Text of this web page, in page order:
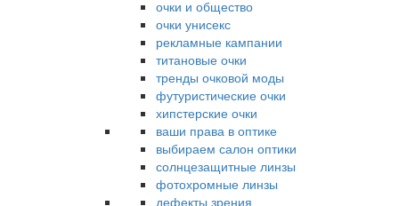
очки и общество
очки унисекс
рекламные кампании
титановые очки
тренды очковой моды
футуристические очки
хипстерские очки
ваши права в оптике
выбираем салон оптики
солнцезащитные линзы
фотохромные линзы
дефекты зрения